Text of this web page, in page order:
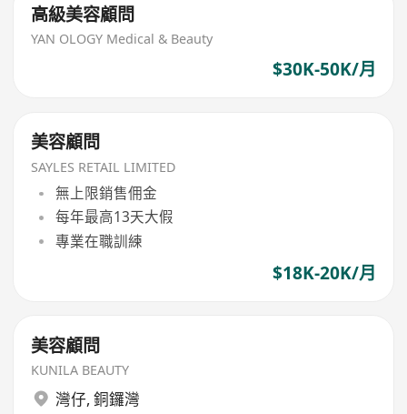
高級美容顧問
YAN OLOGY Medical & Beauty
$30K-50K/月
美容顧問
SAYLES RETAIL LIMITED
無上限銷售佣金
每年最高13天大假
專業在職訓練
$18K-20K/月
美容顧問
KUNILA BEAUTY
灣仔, 銅鑼灣